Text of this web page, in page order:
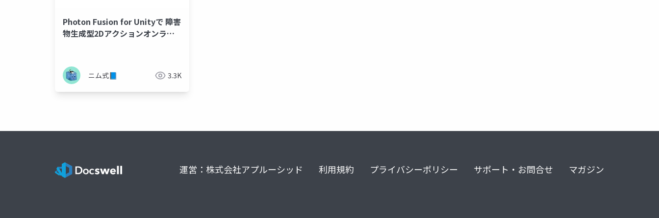
Photon Fusion for Unityで 障害
物生成型2Dアクションオンライ
ニム式📘 3.3K
運営：株式会社アプルーシッド 利用規約 プライバシーポリシー サポート・お問合せ マガジン